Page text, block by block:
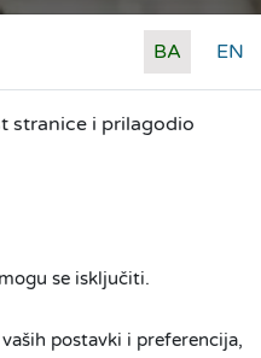
BA EN
stranice i prilagodio
se isključiti.
postavki i preferencija,